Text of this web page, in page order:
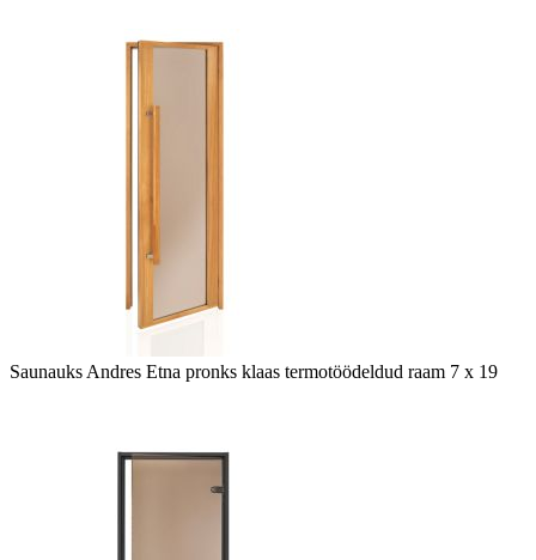
Saunauks Andres Etna pronks klaas termotöödeldud raam 7 x 19